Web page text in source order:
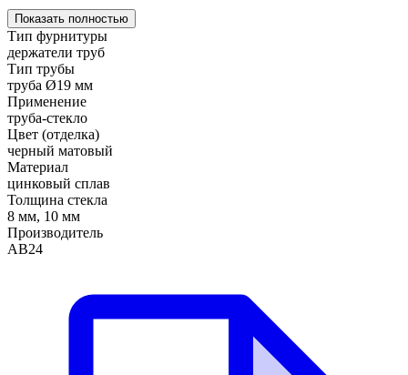
Показать полностью
Тип фурнитуры
держатели труб
Тип трубы
труба Ø19 мм
Применение
труба-стекло
Цвет (отделка)
черный матовый
Материал
цинковый сплав
Толщина стекла
8 мм, 10 мм
Производитель
АВ24